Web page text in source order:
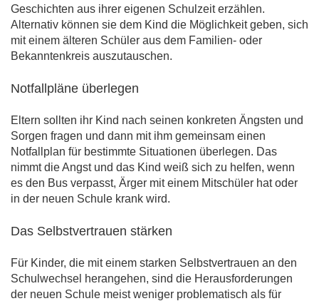
Geschichten aus ihrer eigenen Schulzeit erzählen.
Alternativ können sie dem Kind die Möglichkeit geben, sich
mit einem älteren Schüler aus dem Familien- oder
Bekanntenkreis auszutauschen.
Notfallpläne überlegen
Eltern sollten ihr Kind nach seinen konkreten Ängsten und
Sorgen fragen und dann mit ihm gemeinsam einen
Notfallplan für bestimmte Situationen überlegen. Das
nimmt die Angst und das Kind weiß sich zu helfen, wenn
es den Bus verpasst, Ärger mit einem Mitschüler hat oder
in der neuen Schule krank wird.
Das Selbstvertrauen stärken
Für Kinder, die mit einem starken Selbstvertrauen an den
Schulwechsel herangehen, sind die Herausforderungen
der neuen Schule meist weniger problematisch als für